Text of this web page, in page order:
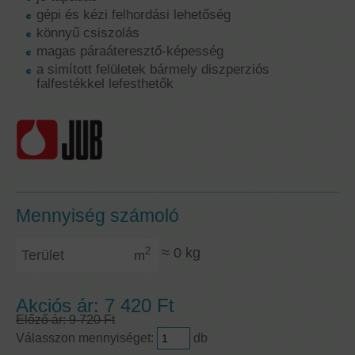
gépi és kézi felhordási lehetőség
könnyű csiszolás
magas páraáteresztő-képesség
a simított felületek bármely diszperziós
falfestékkel lefesthetők
Mennyiség számoló
m2 ≈ 0 kg
Akciós ár: 7 420 Ft
Előző ár:9 720 Ft
Válasszon mennyiséget:
db